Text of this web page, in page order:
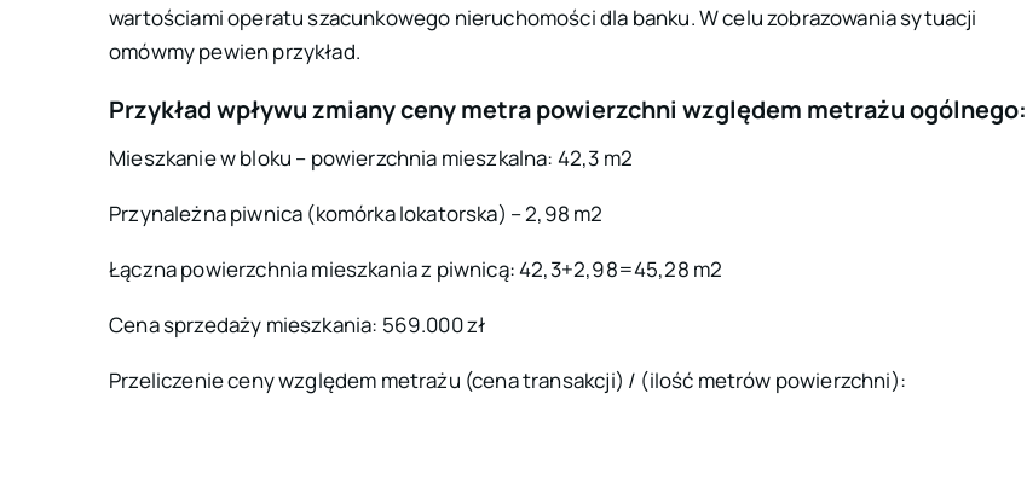
wartościami operatu szacunkowego nieruchomości dla banku. W celu zobrazowania sytuacji
omówmy pewien przykład.
Przykład wpływu zmiany ceny metra powierzchni względem metrażu ogólnego:
Mieszkanie w bloku – powierzchnia mieszkalna: 42,3 m2
Przynależna piwnica (komórka lokatorska) – 2,98 m2
Łączna powierzchnia mieszkania z piwnicą: 42,3+2,98=45,28 m2
Cena sprzedaży mieszkania: 569.000 zł
Przeliczenie ceny względem metrażu (cena transakcji) / (ilość metrów powierzchni):